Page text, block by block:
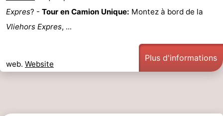
Expres? - Tour en Camion Unique: Montez à bord de la
Vliehors Expres, ...
web. Website
Plus d'informations